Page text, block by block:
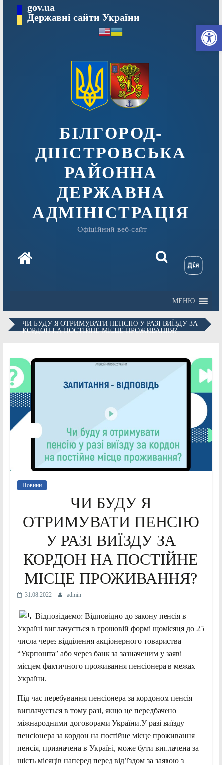
вмісту
gov.ua
Державні сайти України
БІЛГОРОД-
ДНІСТРОВСЬКА
РАЙОННА
ДЕРЖАВНА
АДМІНІСТРАЦІЯ
Офіційний веб-сайт
МЕНЮ
ЧИ БУДУ Я ОТРИМУВАТИ ПЕНСІЮ У РАЗІ ВИЇЗДУ ЗА
КОРДОН НА ПОСТІЙНЕ МІСЦЕ ПРОЖИВАННЯ?
Новини
ЧИ БУДУ Я
ОТРИМУВАТИ ПЕНСІЮ
У РАЗІ ВИЇЗДУ ЗА
КОРДОН НА ПОСТІЙНЕ
МІСЦЕ ПРОЖИВАННЯ?
31.08.2022 admin
Відповідаємо: Відповідно до закону пенсія в
Україні виплачується в грошовій формі щомісяця до 25
числа через відділення акціонерного товариства
“Укрпошта” або через банк за зазначеним у заяві
місцем фактичного проживання пенсіонера в межах
України.
Під час перебування пенсіонера за кордоном пенсія
виплачується в тому разі, якщо це передбачено
міжнародними договорами України.У разі виїзду
пенсіонера за кордон на постійне місце проживання
пенсія, призначена в Україні, може бути виплачена за
шість місяців наперед перед від’їздом за заявою з